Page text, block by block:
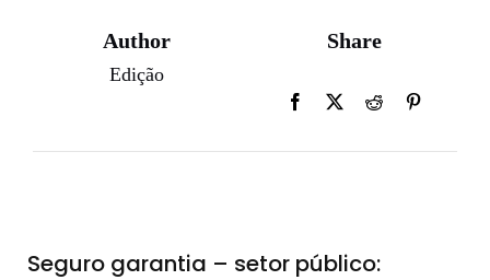
Author
Edição
Share
Seguro garantia – setor público: